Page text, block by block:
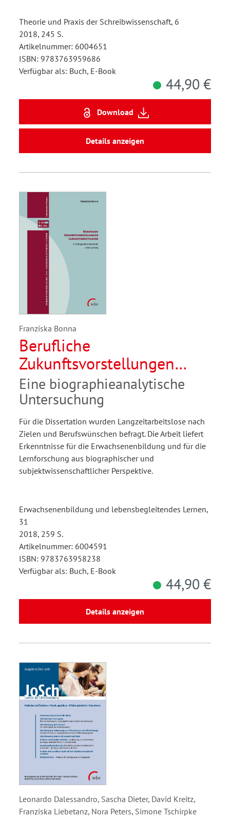
Theorie und Praxis der Schreibwissenschaft, 6
2018, 245 S.
Artikelnummer: 6004651
ISBN: 9783763959686
Verfügbar als: Buch, E-Book
44,90 €
Download
Details anzeigen
Franziska Bonna
Berufliche
Zukunftsvorstellungen
Langzeitarbeitsloser
Eine biographieanalytische
Untersuchung
Für die Dissertation wurden Langzeitarbeitslose nach
Zielen und Berufswünschen befragt. Die Arbeit liefert
Erkenntnisse für die Erwachsenenbildung und für die
Lernforschung aus biographischer und
subjektwissenschaftlicher Perspektive.
Erwachsenenbildung und lebensbegleitendes Lernen,
31
2018, 259 S.
Artikelnummer: 6004591
ISBN: 9783763958238
Verfügbar als: Buch, E-Book
44,90 €
Details anzeigen
Leonardo Dalessandro, Sascha Dieter, David Kreitz,
Franziska Liebetanz, Nora Peters, Simone Tschirpke